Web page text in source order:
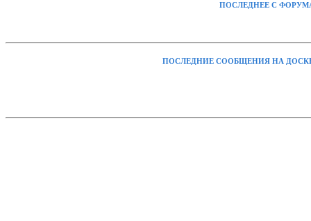
ПОСЛЕДНЕЕ С
ПОСЛЕДНИЕ СООБЩЕНИЯ НА